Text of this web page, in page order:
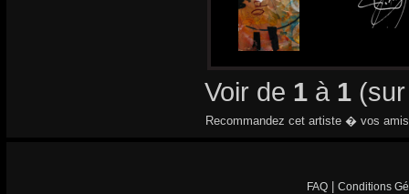
Voir de 1 à 1
Recommandez cet artiste � vos
FAQ Conditions